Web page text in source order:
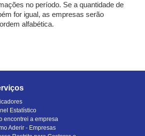
no período. Se a quantidade de
for igual, as empresas serão
alfabética.
Estatístico
encontrei a empresa
Aderir - Empresas